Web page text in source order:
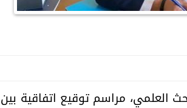
العلمي، مراسم توقيع اتفاقية بين